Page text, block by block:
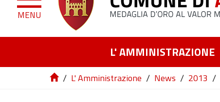
MENU
L' AMMINISTRAZIONE
/ L' Amministrazione / News / 2013 /